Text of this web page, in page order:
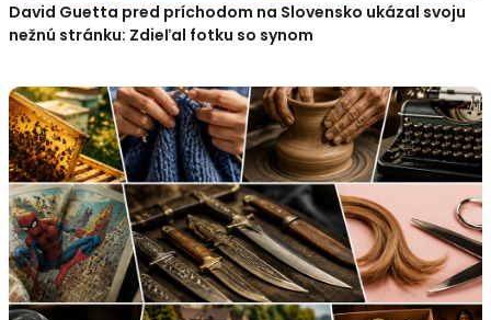
David Guetta pred príchodom na Slovensko ukázal svoju
nežnú stránku: Zdieľal fotku so synom